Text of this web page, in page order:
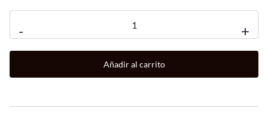
-
canon
pfi
+
Añadir al carrito